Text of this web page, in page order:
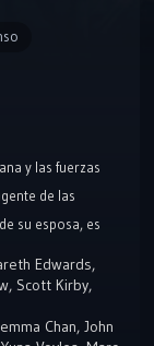
y las fuerzas
de las
su esposa, es
con el poder de
Joshua y su
enemigas
Edwards,
, Scott Kirby,
Chan, John